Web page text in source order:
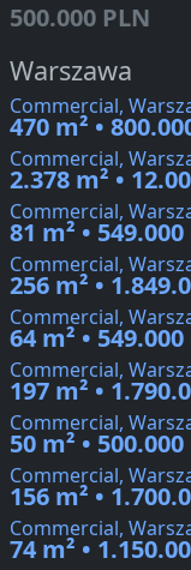
500.000 PLN
Warszawa
Commercial,
470 m² •
Commercial,
2.378 m² •
Commercial,
81 m² •
Commercial,
256 m² •
Commercial,
64 m² •
Commercial,
197 m² •
Commercial,
50 m² •
Commercial,
156 m² •
Commercial,
74 m² •